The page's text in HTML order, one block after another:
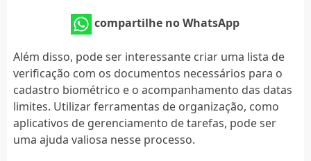
compartilhe no WhatsApp
Além disso, pode ser interessante criar uma lista de
verificação com os documentos necessários para o
cadastro biométrico e o acompanhamento das datas
limites. Utilizar ferramentas de organização, como
aplicativos de gerenciamento de tarefas, pode ser
uma ajuda valiosa nesse processo.